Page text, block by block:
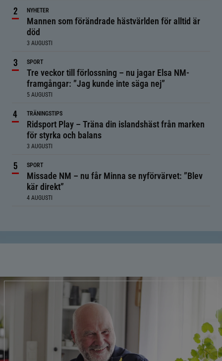
NYHETER
Mannen som förändrade hästvärlden för alltid är
död
3 AUGUSTI
SPORT
Tre veckor till förlossning – nu jagar Elsa NM-
framgångar: ”Jag kunde inte säga nej”
5 AUGUSTI
TRÄNINGSTIPS
Ridsport Play – Träna din islandshäst från marken
för styrka och balans
3 AUGUSTI
SPORT
Missade NM – nu får Minna se nyförvärvet: ”Blev
kär direkt”
4 AUGUSTI